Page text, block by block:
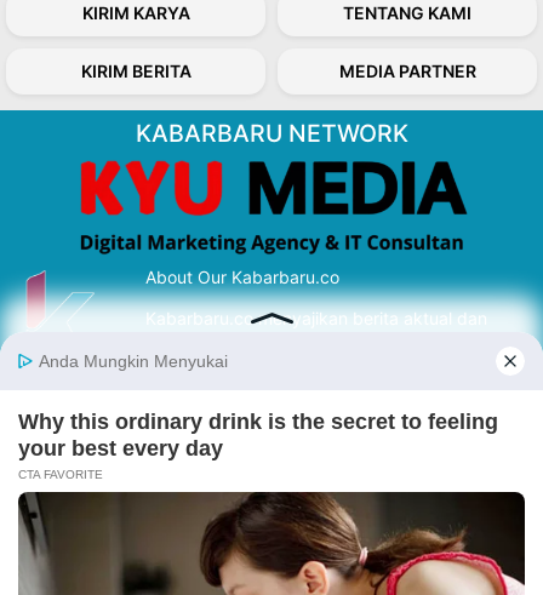
KIRIM KARYA TENTANG KAMI
KIRIM BERITA MEDIA PARTNER
KABARBARU NETWORK
About Our Kabarbaru.co
Kabarbaru.co menyajikan berita aktual dan
serta terverifikasi dari sumber yang tepat.
Follow Kabarbaru